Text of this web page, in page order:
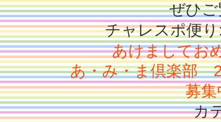
ぜひ
チャレスポ便
あけましてお
あ・み・ま倶楽部
募
カ